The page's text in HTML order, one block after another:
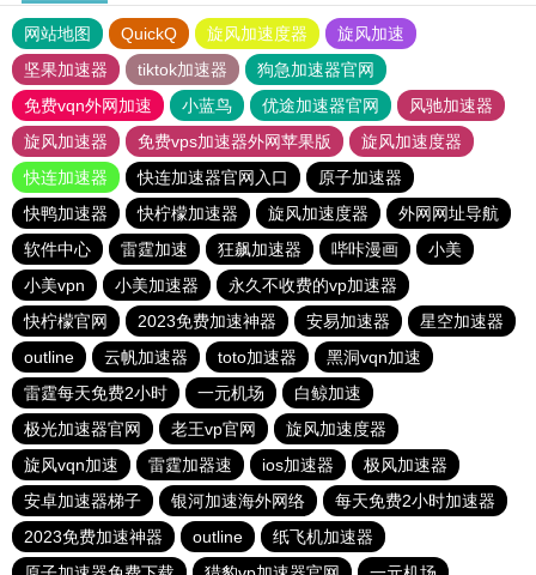
网站地图 QuickQ 旋风加速度器
旋风加速
坚果加速器
tiktok加速器
狗急加速器官网
免费vqn外网加速
小蓝鸟 优途加速器官网
风驰加速器
旋风加速器
免费vps加速器外网苹果版
旋风加速度器
快连加速器
快连加速器官网入口
原子加速器
快鸭加速器
快柠檬加速器 旋风加速度器
外网网址导航
软件中心
雷霆加速 狂飙加速器 哔咔漫画
小美
小美vpn
小美加速器
永久不收费的vp加速器
快柠檬官网
2023免费加速神器 安易加速器
星空加速器
outline
云帆加速器 toto加速器
黑洞vqn加速
雷霆每天免费2小时
一元机场
白鲸加速
极光加速器官网
老王vp官网
旋风加速度器
旋风vqn加速
雷霆加器速 ios加速器
极风加速器
安卓加速器梯子
银河加速海外网络
每天免费2小时加速器
2023免费加速神器
outline
纸飞机加速器